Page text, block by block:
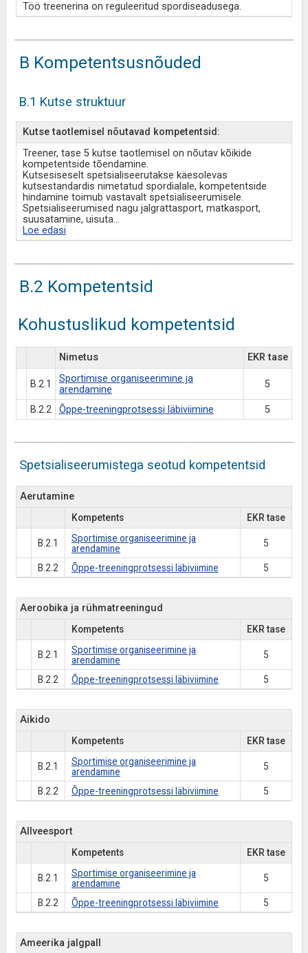
Töö treenerina on reguleeritud spordiseadusega.
B Kompetentsusnõuded
B.1 Kutse struktuur
Kutse taotlemisel nõutavad kompetentsid:
Treener, tase 5 kutse taotlemisel on nõutav kõikide
kompetentside tõendamine.
Kutsesiseselt spetsialiseerutakse käesolevas
kutsestandardis nimetatud spordialale, kompetentside
hindamine toimub vastavalt spetsialiseerumisele.
Spetsialiseerumised nagu jalgrattasport, matkasport,
suusatamine, uisuta...
Loe edasi
B.2 Kompetentsid
Kohustuslikud kompetentsid
Nimetus EKR tase
B.2.1
Sportimise organiseerimine ja
arendamine
5
B.2.2 Õppe-treeningprotsessi läbiviimine 5
Spetsialiseerumistega seotud kompetentsid
Aerutamine
Kompetents EKR tase
B.2.1
Sportimise organiseerimine ja
arendamine
5
B.2.2 Õppe-treeningprotsessi läbiviimine 5
Aeroobika ja rühmatreeningud
Kompetents EKR tase
B.2.1
Sportimise organiseerimine ja
arendamine
5
B.2.2 Õppe-treeningprotsessi läbiviimine 5
Aikido
Kompetents EKR tase
B.2.1
Sportimise organiseerimine ja
arendamine
5
B.2.2 Õppe-treeningprotsessi läbiviimine 5
Allveesport
Kompetents EKR tase
B.2.1
Sportimise organiseerimine ja
arendamine
5
B.2.2 Õppe-treeningprotsessi läbiviimine 5
Ameerika jalgpall